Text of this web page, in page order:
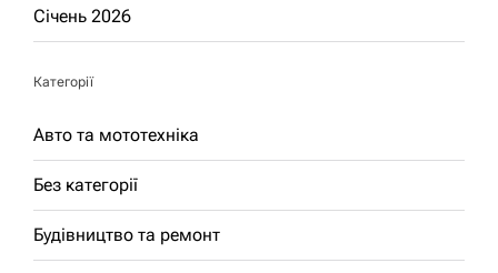
Січень 2026
Категорії
Авто та мототехніка
Без категорії
Будівництво та ремонт